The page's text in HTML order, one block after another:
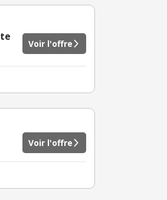
Voir l'offre
Voir l'offre